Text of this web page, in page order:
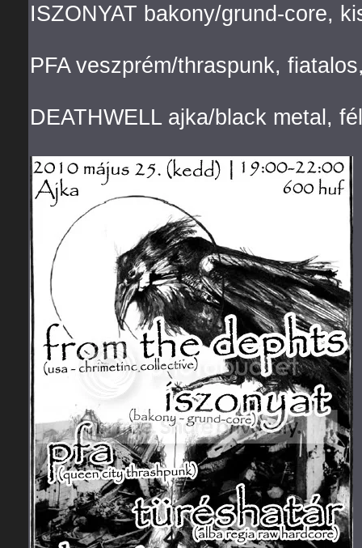
ISZONYAT bakony/grund-core,
PFA veszprém/thraspunk,
DEATHWELL ajka/black metal,